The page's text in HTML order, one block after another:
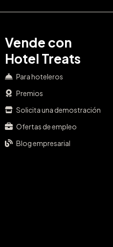
Vende con
Hotel Treats
Para hoteleros
Premios
Solicita una demostración
Ofertas de empleo
Blog empresarial